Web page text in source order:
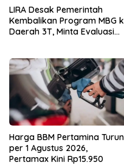
LIRA Desak Pemerintah
Kembalikan Program MBG
Daerah 3T, Minta Evaluasi
Harga BBM Pertamina Turun
per 1 Agustus 2026,
Pertamax Kini Rp15.950